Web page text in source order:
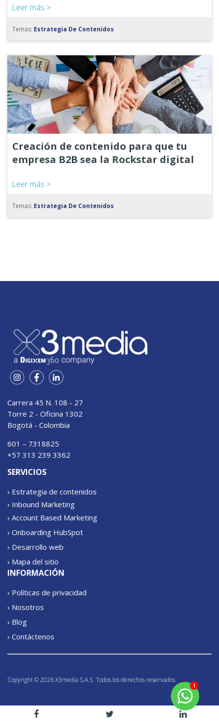
Leer más >
Temas: Estrategia De Contenidos
Creación de contenido para que tu
empresa B2B sea la Rockstar digital
Leer más >
Temas: Estrategia De Contenidos
Carrera 45 N. 108 - 27
Torre 2 - Oficina 1302
Bogotá - Colombia
601 – 7318825
+57 313 239 3362
SERVICIOS
› Estrategia de contenidos
› Inbound Marketing
› Account Based Marketing
› Onboarding HubSpot
› Desarrollo web
› Mapa del sitio
INFORMACIÓN
› Políticas de privacidad
› Nosotros
› Blog
› Contáctenos
Copyright © 2026 X3media S.A.S. Todos los derechos reservados.